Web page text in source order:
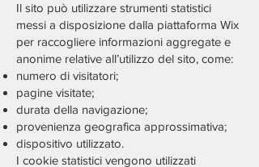
Il sito può utilizzare strumenti statistici
messi a disposizione dalla piattaforma Wix
per raccogliere informazioni aggregate e
anonime relative all’utilizzo del sito, come:
numero di visitatori;
pagine visitate;
durata della navigazione;
provenienza geografica approssimativa;
dispositivo utilizzato.
I cookie statistici vengono utilizzati